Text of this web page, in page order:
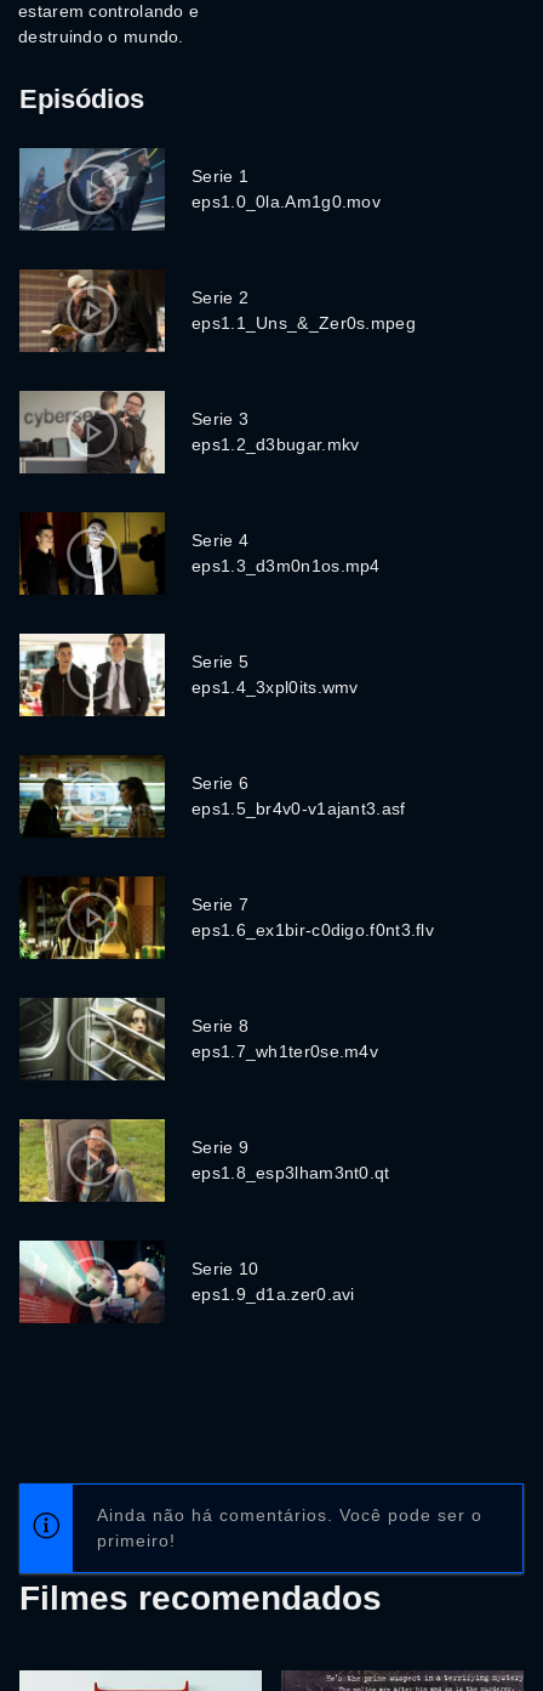
estarem controlando e
destruindo o mundo.
Episódios
Serie 1
eps1.0_0la.Am1g0.mov
Serie 2
eps1.1_Uns_&_Zer0s.mpeg
Serie 3
eps1.2_d3bugar.mkv
Serie 4
eps1.3_d3m0n1os.mp4
Serie 5
eps1.4_3xpl0its.wmv
Serie 6
eps1.5_br4v0-v1ajant3.asf
Serie 7
eps1.6_ex1bir-c0digo.f0nt3.flv
Serie 8
eps1.7_wh1ter0se.m4v
Serie 9
eps1.8_esp3lham3nt0.qt
Serie 10
eps1.9_d1a.zer0.avi
Ainda não há comentários. Você pode ser o
primeiro!
Filmes recomendados